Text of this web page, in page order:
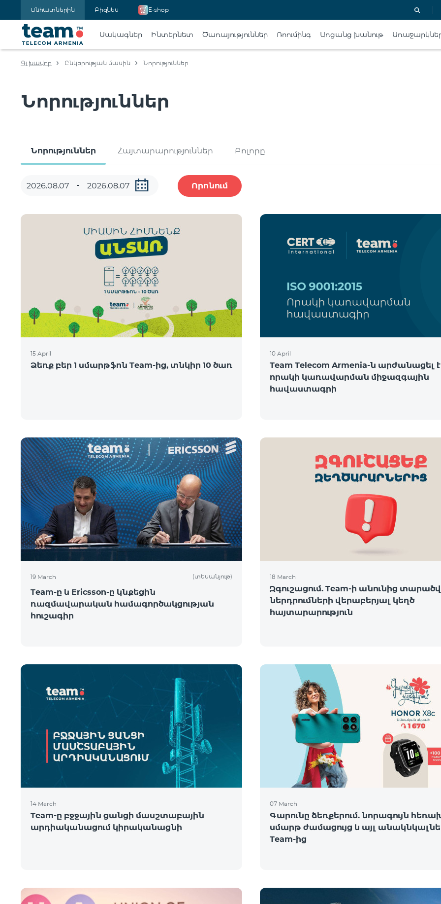
Անհատներին Բիզնես E-shop
Սակագներ Ինտերնետ Ծառայություններ Ռոումինգ Առցանց խանութ
Գլխավոր Ընկերության մասին Նորություններ
Նորություններ
Նորություններ Հայտարարություններ Բոլորը
Որոնում
15 April
Ձեռք բեր 1 սմարթֆոն Team-ից, տնկիր 10 ծառ
10 April
Team Telecom Armenia-ն արժանացել է
որակի կառավարման միջազգային
հավաստագրի
19 March (տեսանյութ)
Team-ը և Ericsson-ը կնքեցին
ռազմավարական համագործակցության
հուշագիր
18 March
Զգուշացում. Team-ի անունից
ներդրումների վերաբերյալ կեղծ
հայտարարություն
14 March
Team-ը բջջային ցանցի մասշտաբային
արդիականացում կիրականացնի
07 March
Գարունը ձեռքերում. նորագույն
սմարթ ժամացույց և այլ
Team-ից